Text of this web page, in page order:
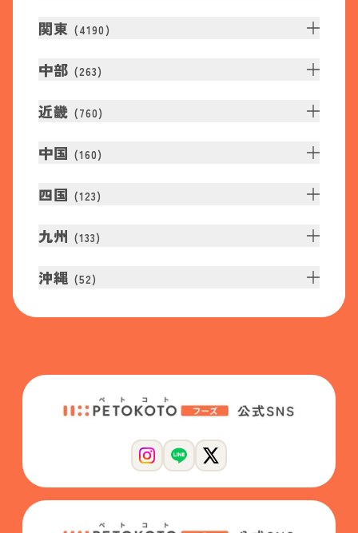
関東 (4190 )
中部 (263)
近畿 (760)
中国 (160)
四国 (123)
九州 (133)
沖縄 (52)